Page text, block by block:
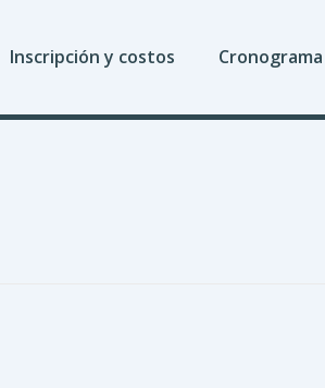
Inscripción y costos Cronograma